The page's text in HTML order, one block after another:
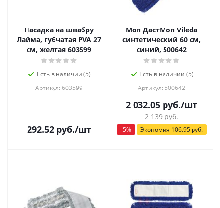
Насадка на швабру
Лайма, губчатая PVA 27
см, желтая 603599
Есть в наличии (5)
Артикул: 603599
292.52руб./шт
Моп ДастМоп Vileda
синтетический 60 см,
синий, 500642
Есть в наличии (5)
Артикул: 500642
2 032.05 руб./шт
2 139руб.
-5% Экономия 106.95руб.